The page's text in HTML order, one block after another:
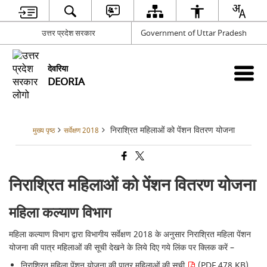
उत्तर प्रदेश सरकार Government of Uttar Pradesh
देवरिया
DEORIA
मुख्य पृष्ठ सर्वेक्षण 2018 निराश्रित महिलाओं को पेंशन वितरण योजना
निराश्रित महिलाओं को पेंशन वितरण योजना
महिला कल्याण विभाग
महिला कल्याण विभाग द्वारा विभागीय सर्वेक्षण 2018 के अनुसार निराश्रित महिला पेंशन
योजना की पात्र महिलाओं की सूची देखने के लिये दिए गये लिंक पर क्लिक करें –